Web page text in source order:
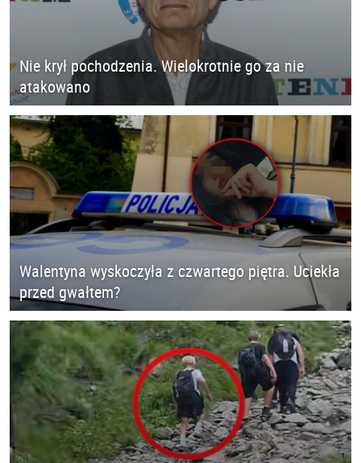
Nie krył pochodzenia. Wielokrotnie go za nie
atakowano
Walentyna wyskoczyła z czwartego piętra. Uciekła
przed gwałtem?